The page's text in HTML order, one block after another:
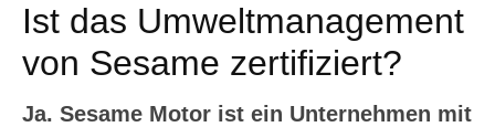
Ist das Umweltmanagement
von Sesame zertifiziert?
Ja. Sesame Motor ist ein Unternehmen mit